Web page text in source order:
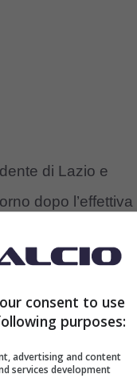
di Lazio e
dopo l’effettiva
frenato subito gli
con gli inglese,
ha chiamato il
consent to use
purposes:
advertising and content
services development